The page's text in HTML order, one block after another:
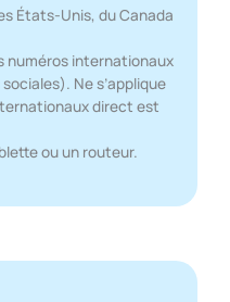
États-Unis, du Canada
numéros internationaux
Ne s’applique
direct est
ou un routeur.